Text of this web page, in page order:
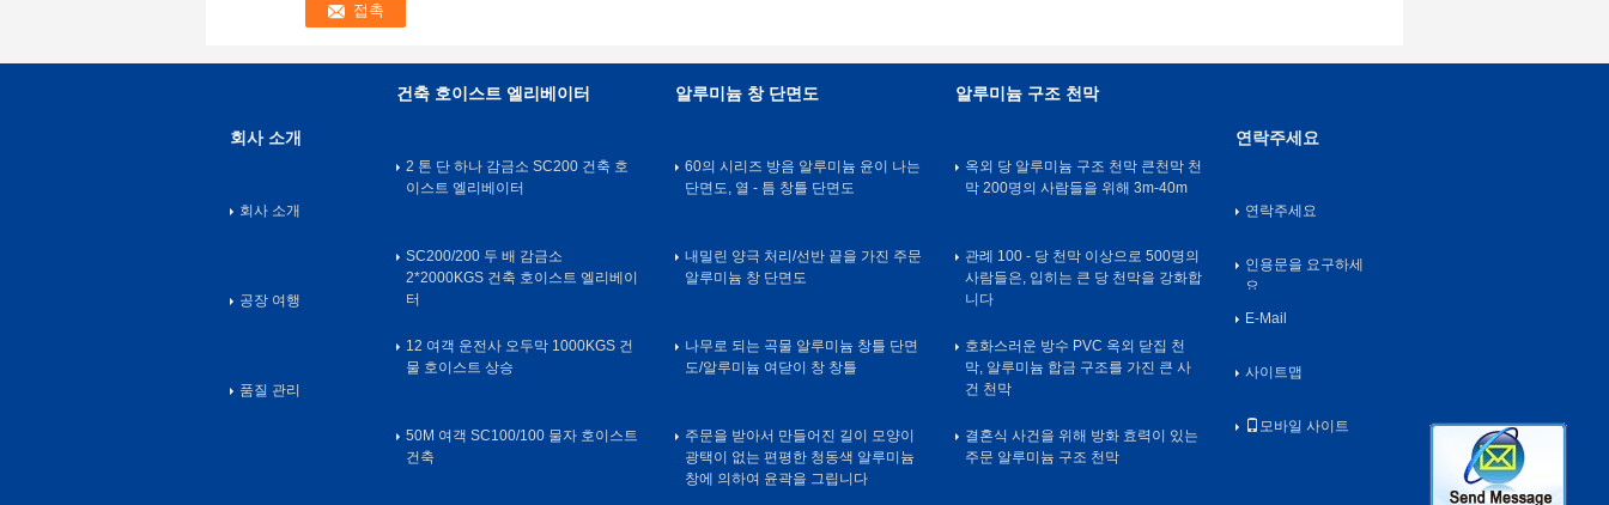
회사 소개
회사 소개
공장 여행
품질 관리
건축 호이스트 엘리베이터
2 톤 단 하나 감금소 SC200 건축 호
이스트 엘리베이터
SC200/200 두 배 감금소
2*2000KGS 건축 호이스트 엘리베이
터
12 여객 운전사 오두막 1000KGS 건
물 호이스트 상승
50M 여객 SC100/100 물자 호이스트
건축
알루미늄 창 단면도
60의 시리즈 방음 알루미늄 윤이 나는
단면도, 열 - 틈 창틀 단면도
내밀린 양극 처리/선반 끝을 가진 주문
알루미늄 창 단면도
나무로 되는 곡물 알루미늄 창틀 단면
도/알루미늄 여닫이 창 창틀
주문을 받아서 만들어진 길이 모양이
광택이 없는 편평한 청동색 알루미늄
창에 의하여 윤곽을 그립니다
알루미늄 구조 천막
옥외 당 알루미늄 구조 천막 큰천막 천
막 200명의 사람들을 위해 3m-40m
관례 100 - 당 천막 이상으로 500명의
사람들은, 입히는 큰 당 천막을 강화합
니다
호화스러운 방수 PVC 옥외 닫집 천
막, 알루미늄 합금 구조를 가진 큰 사
건 천막
결혼식 사건을 위해 방화 효력이 있는
주문 알루미늄 구조 천막
연락주세요
연락주세요
인용문을 요구하세
요
E-Mail
사이트맵
모바일 사이트